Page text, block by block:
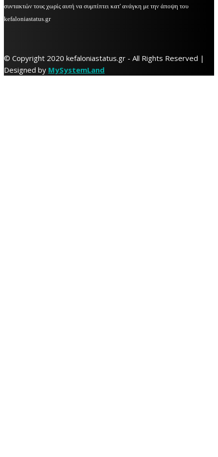
συντακτών τους χωρίς αυτή να συμπίπτει κατ' ανάγκη με την άποψη του
kefaloniastatus.gr
© Copyright 2020 kefaloniastatus.gr - All Rights Reserved |
Designed by MySystemLand